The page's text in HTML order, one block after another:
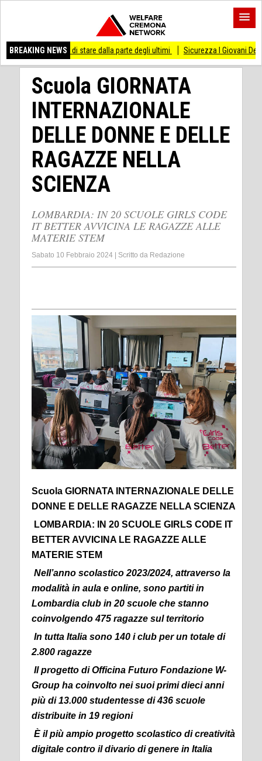
BREAKING NEWS
di stare dalla parte degli ultimi Sicurezza I Giovani Democratici
Scuola GIORNATA
INTERNAZIONALE
DELLE DONNE E DELLE
RAGAZZE NELLA
SCIENZA
LOMBARDIA: IN 20 SCUOLE GIRLS CODE
IT BETTER AVVICINA LE RAGAZZE ALLE
MATERIE STEM
Sabato 10 Febbraio 2024 Scritto da Redazione
Scuola GIORNATA INTERNAZIONALE DELLE
DONNE E DELLE RAGAZZE NELLA SCIENZA
LOMBARDIA: IN 20 SCUOLE GIRLS CODE IT
BETTER AVVICINA LE RAGAZZE ALLE
MATERIE STEM
Nell’anno scolastico 2023/2024, attraverso la
modalità in aula e online, sono partiti in
Lombardia club in 20 scuole che stanno
coinvolgendo 475 ragazze sul territorio
In tutta Italia sono 140 i club per un totale di
2.800 ragazze
Il progetto di Officina Futuro Fondazione W-
Group ha coinvolto nei suoi primi dieci anni
più di 13.000 studentesse di 436 scuole
distribuite in 19 regioni
È il più ampio progetto scolastico di creatività
digitale contro il divario di genere in Italia